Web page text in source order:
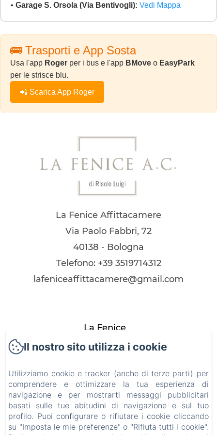
• Garage S. Orsola (Via Bentivogli): Vedi Mappa
🚌 Trasporti e App Sosta
Usa l'app Roger per i bus e l'app BMove o EasyPark
per le strisce blu.
📲 Scarica App Roger
La Fenice Affittacamere
Via Paolo Fabbri, 72
40138 - Bologna
Telefono: +39 3519714312
lafeniceaffittacamere@gmail.com
La Fenice
Camere
Contatti
Informativa Privacy
Note legali
Il nostro sito utilizza i cookie
Utilizziamo cookie e tracker (anche di terze parti) per
comprendere e ottimizzare la tua esperienza di
navigazione e per mostrarti messaggi pubblicitari
basati sulle tue abitudini di navigazione e sul tuo
profilo. Puoi configurare o rifiutare i cookie cliccando
su "Imposta le mie preferenze" o "Rifiuta tutti i cookie".